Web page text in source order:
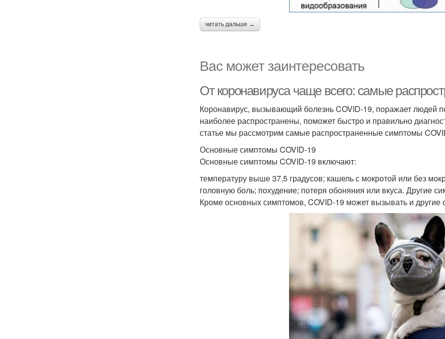
читать дальше →
Вас может заинтересовать
От коронавируса чаще всего: самые
Коронавирус, вызывающий болезнь COVID-19, поражает людей
наиболее распространены, поможет быстро и правильно
статье мы рассмотрим самые распространенные симптомы
Основные симптомы COVID-19
Основные симптомы COVID-19 включают:
температуру выше 37,5 градусов; кашель с мокротой или без
головную боль; похудение; потеря обоняния или вкуса. Другие
Кроме основных симптомов, COVID-19 может вызывать и другие